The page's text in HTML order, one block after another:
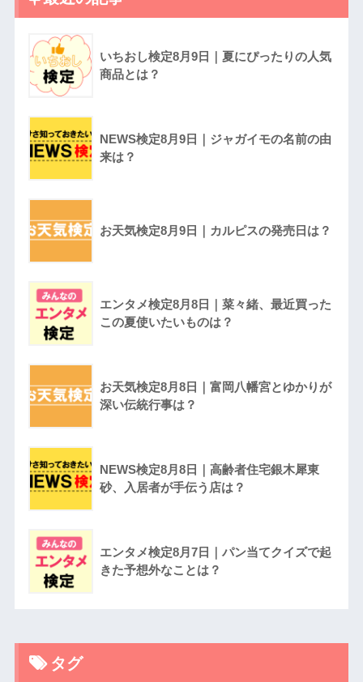
いちおし検定8月9日｜夏にぴったりの人気
商品とは？
NEWS検定8月9日｜ジャガイモの名前の由
来は？
お天気検定8月9日｜カルピスの発売日は？
エンタメ検定8月8日｜菜々緒、最近買った
この夏使いたいものは？
お天気検定8月8日｜富岡八幡宮とゆかりが
深い伝統行事は？
NEWS検定8月8日｜高齢者住宅銀木犀東
砂、入居者が手伝う店は？
エンタメ検定8月7日｜パン当てクイズで起
きた予想外なことは？
タグ